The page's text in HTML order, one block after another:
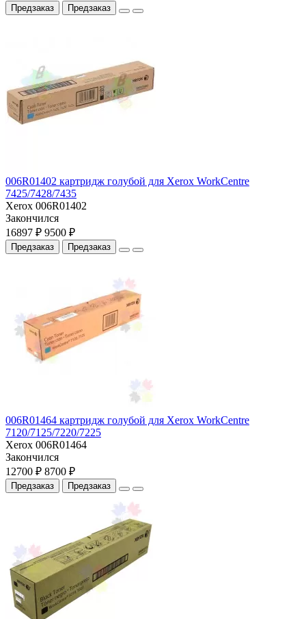
Предзаказ Предзаказ
006R01402 картридж голубой для Xerox WorkCentre
7425/7428/7435
Xerox 006R01402
Закончился
16897 ₽ 9500 ₽
Предзаказ Предзаказ
006R01464 картридж голубой для Xerox WorkCentre
7120/7125/7220/7225
Xerox 006R01464
Закончился
12700 ₽ 8700 ₽
Предзаказ Предзаказ